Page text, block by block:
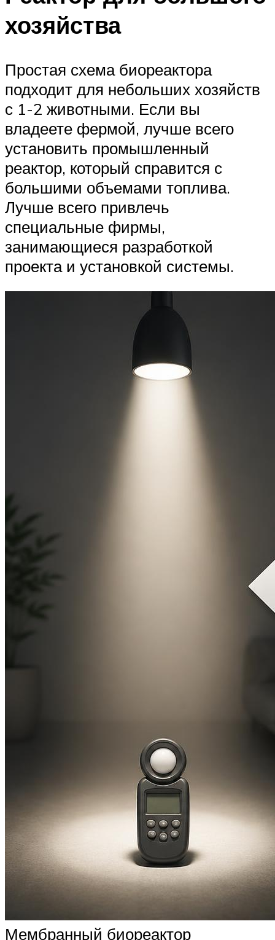
хозяйства
Простая схема биореактора
подходит для небольших хозяйств
с 1-2 животными. Если вы
владеете фермой, лучше всего
установить промышленный
реактор, который справится с
большими объемами топлива.
Лучше всего привлечь
специальные фирмы,
занимающиеся разработкой
проекта и установкой системы.
Мембранный биореактор